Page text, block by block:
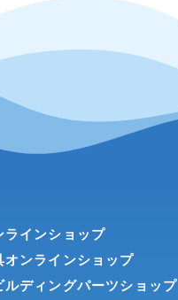
ラインショップ
オンラインショップ
ルディングパーツショップ